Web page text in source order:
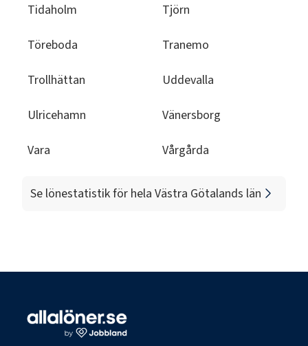
Tidaholm Tjörn
Töreboda Tranemo
Trollhättan Uddevalla
Ulricehamn Vänersborg
Vara Vårgårda
Se lönestatistik för hela Västra Götalands län